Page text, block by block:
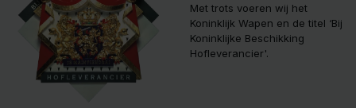
Met trots voeren wij het
Koninklijk Wapen en de titel ‘Bij
Koninklijke Beschikking
Hofleverancier'.